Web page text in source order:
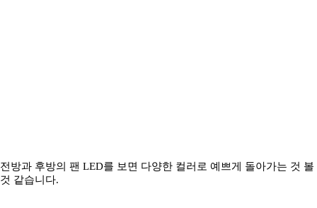
전방과 후방의 팬 LED를 보면 다양한 컬러로 예쁘게 돌아가는 것
것 같습니다.